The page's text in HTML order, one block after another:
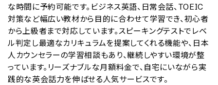
な時間に予約可能です。ビジネス英語、日常会話、TOEIC
対策など幅広い教材から目的に合わせて学習でき、初心者
から上級者まで対応しています。スピーキングテストでレベ
ル判定し最適なカリキュラムを提案してくれる機能や、日本
人カウンセラーの学習相談もあり、継続しやすい環境が整
っています。リーズナブルな月額料金で、自宅にいながら実
践的な英会話力を伸ばせる人気サービスです。